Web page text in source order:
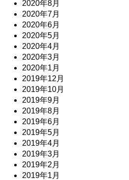
2020年8月
2020年7月
2020年6月
2020年5月
2020年4月
2020年3月
2020年1月
2019年12月
2019年10月
2019年9月
2019年8月
2019年6月
2019年5月
2019年4月
2019年3月
2019年2月
2019年1月